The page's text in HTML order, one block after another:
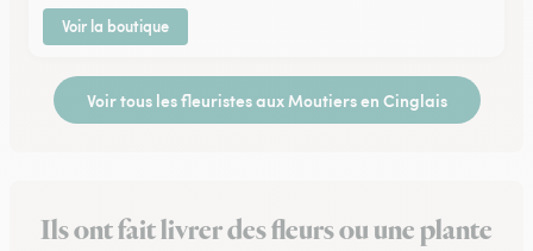
Voir la boutique
Voir tous les fleuristes aux Moutiers en Cinglais
Ils ont fait livrer des fleurs ou une plante